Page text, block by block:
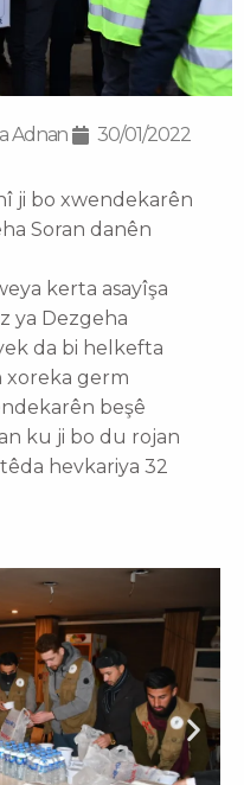
Adnan 30/01/2022
ji bo xwendekarên
Soran danên
kerta asayîşa
ya Dezgeha
da bi helkefta
xoreka germ
beşê
ku ji bo du rojan
hevkariya 32